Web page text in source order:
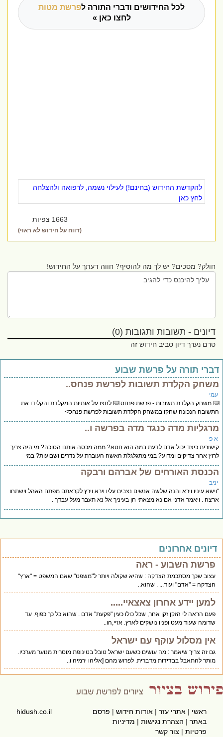
לכל החידושים ודברי התורה לפרשת מטות
לחצו כאן »
להקדשת החידוש (בחינם!) לעילוי נשמה, לרפואה ולהצלחה
לחץ כאן
1663 צפיות
(דווח על חידוש לא ראוי)
חולק? מסכים? יש לך מה להוסיף? חווה דעתך על החידוש!
דיונים - תשובות ותגובות (0)
טרם נערך דיון סביב חידוש זה
תורה על פרשת שבוע
הקלדת תשובות לפרשת פנחס..
משחק הקלדת תשובות - פרשת פנחס ⌨️ לחצו על אותיות המקלדת והקלידו את
הנכונה שחקו במשחק הקלדת תשובות לפרשת פנחס>
מדה כנגד מדה בפרשה ו..
פ
כיצד יכול אדם לדעת במה הוא חטא? ממה מכסה אותנו הסוכה? מי היה צריך
אחר צדיקים ומדוע? במי מתגלגלת האשה העוברת על נדרים ושבועות? במי
האורחים של אברהם ורבקה
עיניו וירא והנה שלשה אנשים נצבים עליו וירא וירץ לקראתם מפתח האהל וישתחו
. ויאמר אדני אם נא מצאתי חן בעיניך אל נא תעבר מעל עבדך .
אחרונים
פרשת השבוע - ראה
עצוב שכך מסתכמת הצדקה : שהיא שקולה ויותר ל"משפט" שאם המשפט = "ארץ"
הצדקה = "אדם" ועוד... . שהוא..
למען יידע אחרון צאצאיי.....
פעם הראה לי הזקן זקן אחר, שכל כולו כעין "פקעת" אדם . שהוא כל כך כפוף. עד
שדומה שעוד מעט ופניו נושקים לארץ. אזיי,הו..
אין מסלול עוקף עם ישראל
גם זה צריך שיאמר : מה עושים כשעם ישראל טובל בטינופת מוסרית מנוער מערכיו.
מותר להתאבל בבדידות מדברית. לפרוש מהם [אליהו ירמיה ו..
ראשי|אתרי עזר|אודות חידוש|פרסם
באתר|הצהרת נגישות|מדיניות
פרטיות|צור קשר
hidush.co.il